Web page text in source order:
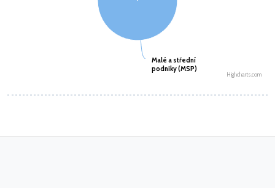
Malé a střední
podniky (MSP)
Malé a střední
podniky (MSP)
Highcharts.com